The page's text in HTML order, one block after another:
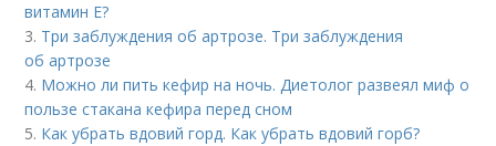
витамин Е?
3. Три заблуждения об артрозе. Три заблуждения
об артрозе
4. Можно ли пить кефир на ночь. Диетолог развеял миф о
пользе стакана кефира перед сном
5. Как убрать вдовий горд. Как убрать вдовий горб?